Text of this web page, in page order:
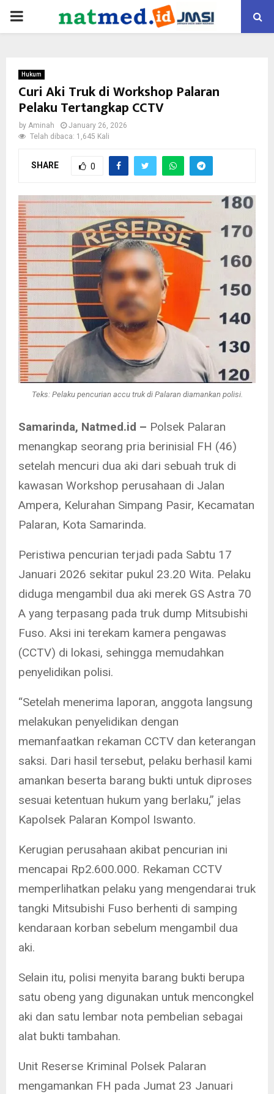
PRIMARY
Hukum
Curi Aki Truk di Workshop Palaran
Pelaku Tertangkap CCTV
by Aminah
January 26, 2026
Telah dibaca: 1,645 Kali
SHARE 0
Teks: Pelaku pencurian accu truk di Palaran diamankan polisi.
Samarinda, Natmed.id – Polsek Palaran
menangkap seorang pria berinisial FH (46)
setelah mencuri dua aki dari sebuah truk di
kawasan Workshop perusahaan di Jalan
Ampera, Kelurahan Simpang Pasir, Kecamatan
Palaran, Kota Samarinda.
Peristiwa pencurian terjadi pada Sabtu 17
Januari 2026 sekitar pukul 23.20 Wita. Pelaku
diduga mengambil dua aki merek GS Astra 70
A yang terpasang pada truk dump Mitsubishi
Fuso. Aksi ini terekam kamera pengawas
(CCTV) di lokasi, sehingga memudahkan
penyelidikan polisi.
“Setelah menerima laporan, anggota langsung
melakukan penyelidikan dengan
memanfaatkan rekaman CCTV dan keterangan
saksi. Dari hasil tersebut, pelaku berhasil kami
amankan beserta barang bukti untuk diproses
sesuai ketentuan hukum yang berlaku,” jelas
Kapolsek Palaran Kompol Iswanto.
Kerugian perusahaan akibat pencurian ini
mencapai Rp2.600.000. Rekaman CCTV
memperlihatkan pelaku yang mengendarai truk
tangki Mitsubishi Fuso berhenti di samping
kendaraan korban sebelum mengambil dua
aki.
Selain itu, polisi menyita barang bukti berupa
satu obeng yang digunakan untuk mencongkel
aki dan satu lembar nota pembelian sebagai
alat bukti tambahan.
Unit Reserse Kriminal Polsek Palaran
mengamankan FH pada Jumat 23 Januari